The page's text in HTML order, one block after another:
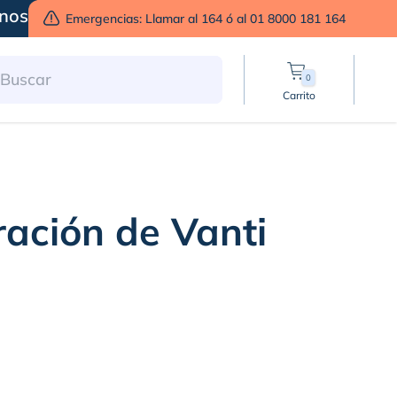
Emergencias: Llamar al 164 ó al 01 8000 181 164
0
Carrito
de Vanti